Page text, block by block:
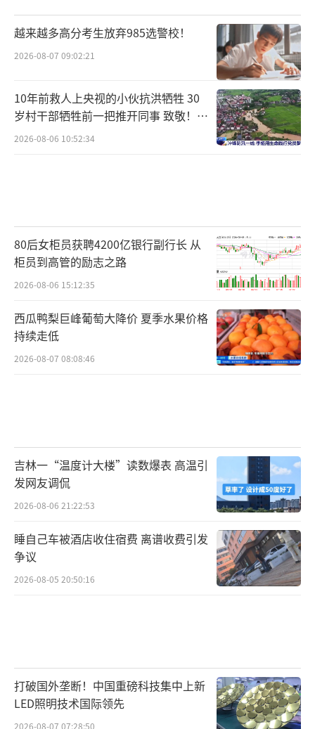
越来越多高分考生放弃985选警校！
2026-08-07 09:02:21
10年前救人上央视的小伙抗洪牺牲 30
岁村干部牺牲前一把推开同事 致敬！送
别！
2026-08-06 10:52:34
80后女柜员获聘4200亿银行副行长 从
柜员到高管的励志之路
2026-08-06 15:12:35
西瓜鸭梨巨峰葡萄大降价 夏季水果价格
持续走低
2026-08-07 08:08:46
吉林一“温度计大楼”读数爆表 高温引
发网友调侃
2026-08-06 21:22:53
睡自己车被酒店收住宿费 离谱收费引发
争议
2026-08-05 20:50:16
打破国外垄断！中国重磅科技集中上新
LED照明技术国际领先
2026-08-07 07:28:50